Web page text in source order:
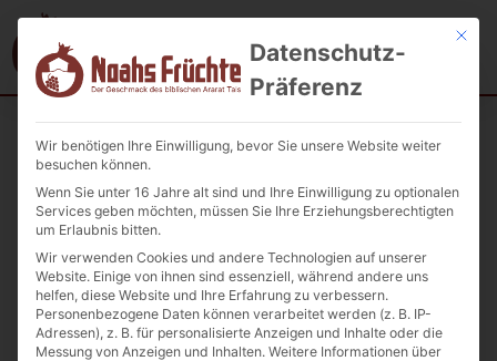
Startseite/Honig/ Wilder Honig HATERK 450g.
Mit
Datenschutz-
Präferenz
Wir benötigen Ihre Einwilligung, bevor Sie unsere Website weiter
besuchen können.
Wenn Sie unter 16 Jahre alt sind und Ihre Einwilligung zu optionalen
Services geben möchten, müssen Sie Ihre Erziehungsberechtigten
um Erlaubnis bitten.
Wir verwenden Cookies und andere Technologien auf unserer
Website. Einige von ihnen sind essenziell, während andere uns
helfen, diese Website und Ihre Erfahrung zu verbessern.
Personenbezogene Daten können verarbeitet werden (z. B. IP-
Adressen), z. B. für personalisierte Anzeigen und Inhalte oder die
Messung von Anzeigen und Inhalten. Weitere Informationen über